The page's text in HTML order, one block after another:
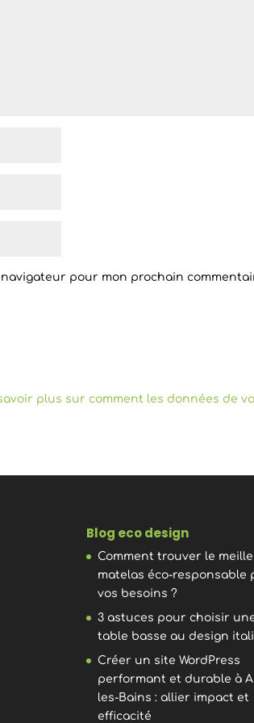
pour mon prochain
plus sur comment les données de
Blog eco design
Comment trouver le
matelas éco-responsable
vos besoins ?
3 astuces pour choisir
table basse au design
Créer un site WordPress
performant et durable à
les-Bains : allier impact et
efficacité